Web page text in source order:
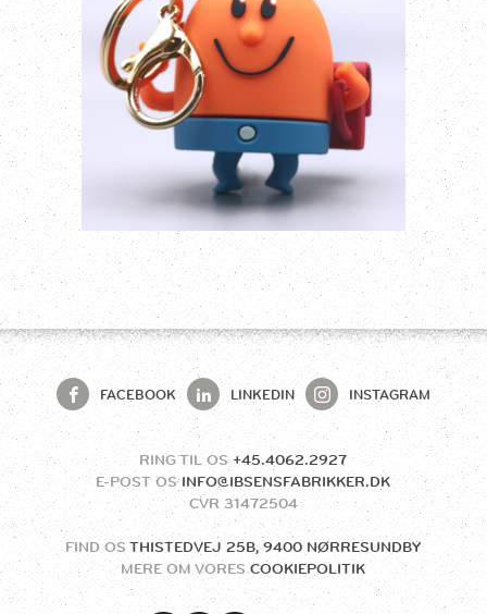
FACEBOOK LINKEDIN INSTAGRAM
RING TIL OS +45.4062.2927
E-POST OS INFO@IBSENSFABRIKKER.DK
MERE OM VORES COOKIEPOLITIK
FIND OSTHISTEDVEJ 25B, 9400 NØRRESUNDBY
CVR 31472504